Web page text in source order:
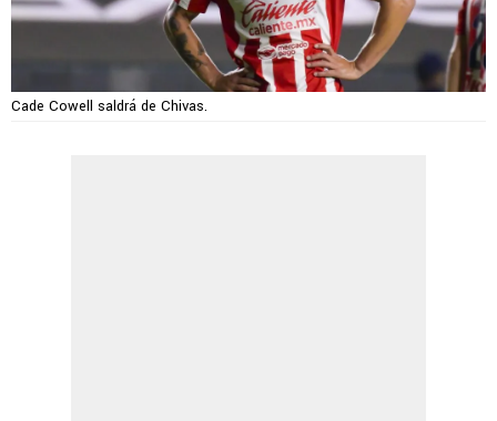
Cade Cowell saldrá de Chivas.